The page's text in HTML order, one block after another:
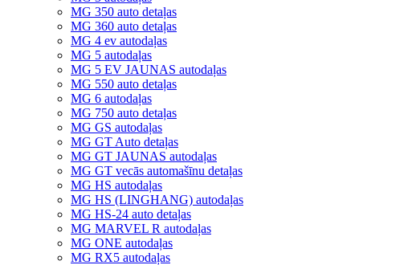
MG 350 auto detaļas
MG 360 auto detaļas
MG 4 ev autodaļas
MG 5 autodaļas
MG 5 EV JAUNAS autodaļas
MG 550 auto detaļas
MG 6 autodaļas
MG 750 auto detaļas
MG GS autodaļas
MG GT Auto detaļas
MG GT JAUNAS autodaļas
MG GT vecās automašīnu detaļas
MG HS autodaļas
MG HS (LINGHANG) autodaļas
MG HS-24 auto detaļas
MG MARVEL R autodaļas
MG ONE autodaļas
MG RX5 autodaļas